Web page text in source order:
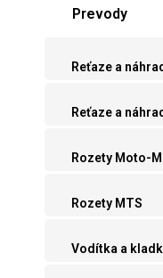
Prevody
Reťaze a
Reťaze a
Rozety Moto-
Rozety MTS
Vodítka a